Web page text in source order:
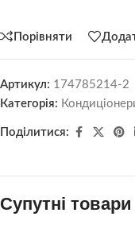
Порівняти
Артикул: 174785214-2
Категорія:
Поділитися:
Супутні товари